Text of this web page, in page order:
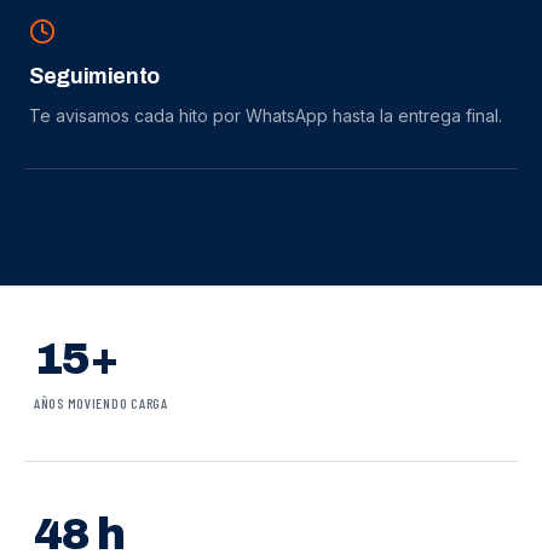
Seguimiento
Te avisamos cada hito por WhatsApp hasta la entrega final.
15+
AÑOS MOVIENDO CARGA
48 h